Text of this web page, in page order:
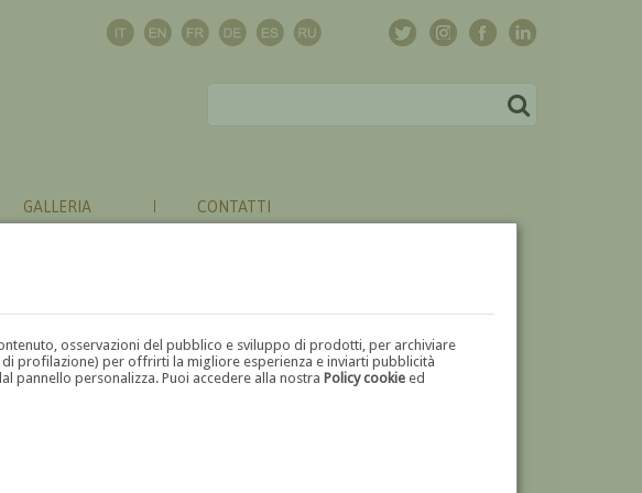
osservazioni del pubblico e sviluppo di prodotti, per archiviare
profilazione) per offrirti la migliore esperienza e inviarti pubblicità
pannello personalizza. Puoi accedere alla nostraPolicy cookie ed
GALLERIA CONTATTI
Q R S T U V W X Y Z ⬅